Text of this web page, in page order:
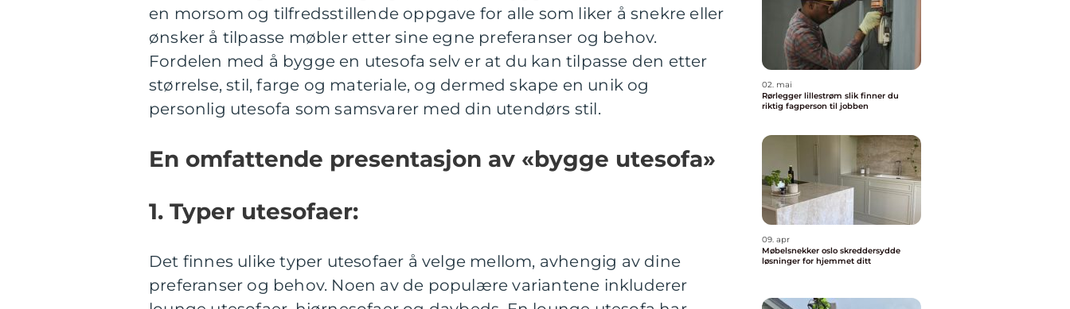
en morsom og tilfredsstillende oppgave for alle som liker å snekre eller
ønsker å tilpasse møbler etter sine egne preferanser og behov.
Fordelen med å bygge en utesofa selv er at du kan tilpasse den etter
størrelse, stil, farge og materiale, og dermed skape en unik og
personlig utesofa som samsvarer med din utendørs stil.
En omfattende presentasjon av «bygge utesofa»
1. Typer utesofaer:
Det finnes ulike typer utesofaer å velge mellom, avhengig av dine
preferanser og behov. Noen av de populære variantene inkluderer
02. mai
Rørlegger lillestrøm slik finner du
riktig fagperson til jobben
09. apr
Møbelsnekker oslo skreddersydde
løsninger for hjemmet ditt